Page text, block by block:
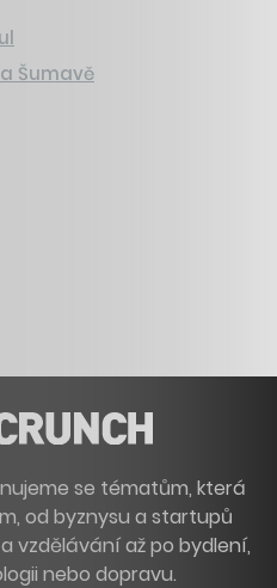
Šumavě
se tématům, která
od byznysu a startupů
vzdělávání až po bydlení,
nebo dopravu.